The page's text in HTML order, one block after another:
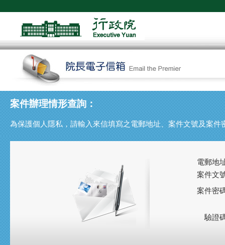
案件辦理情形查詢：
為保護個人隱私，請輸入來信填寫之電郵地址、案件文號及案件
電郵地
案件文
案件密
驗證